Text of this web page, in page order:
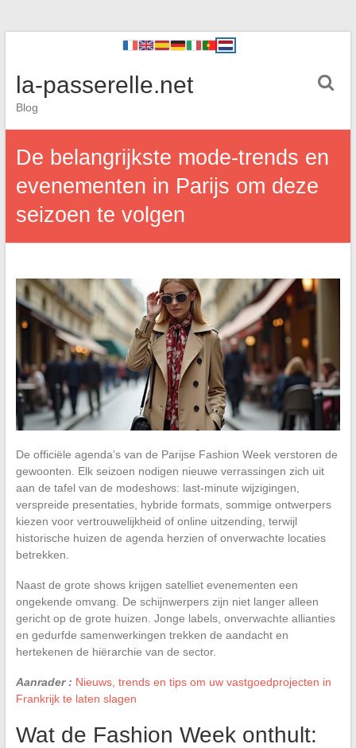
la-passerelle.net
Blog
De belangrijkste mode-trends en
evenementen in Parijs om deze
seizoen te volgen
De officiële agenda’s van de Parijse Fashion Week verstoren de
gewoonten. Elk seizoen nodigen nieuwe verrassingen zich uit
aan de tafel van de modeshows: last-minute wijzigingen,
verspreide presentaties, hybride formats, sommige ontwerpers
kiezen voor vertrouwelijkheid of online uitzending, terwijl
historische huizen de agenda herzien of onverwachte locaties
betrekken.
Naast de grote shows krijgen satelliet evenementen een
ongekende omvang. De schijnwerpers zijn niet langer alleen
gericht op de grote huizen. Jonge labels, onverwachte allianties
en gedurfde samenwerkingen trekken de aandacht en
hertekenen de hiërarchie van de sector.
Aanrader : Nieuws, trends en tips om uw vastgoedprojecten in
Frankrijk te laten slagen
Wat de Fashion Week onthult: